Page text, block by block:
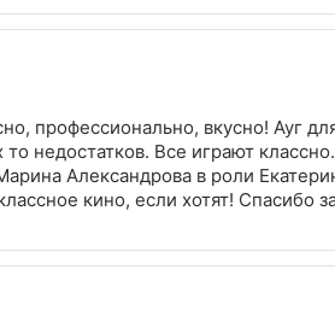
профессионально, вкусно! Ауг
то недостатков. Все играют
Александрова в роли
кино, если хотят! Спасибо